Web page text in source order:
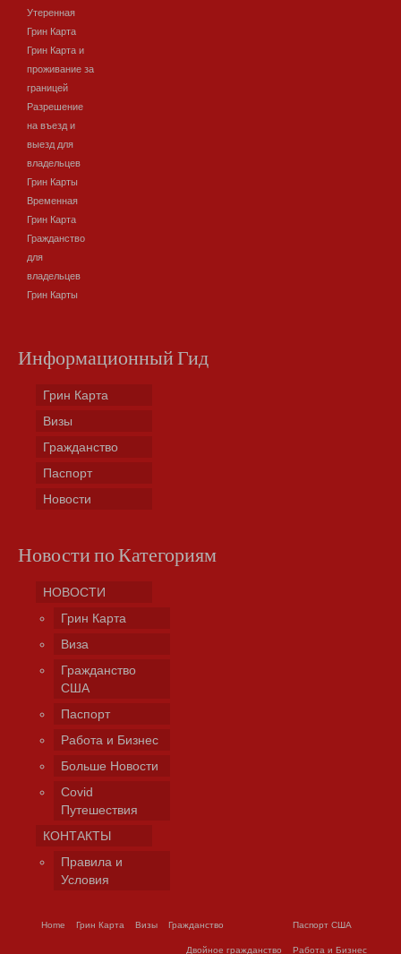
Утеренная
Грин Карта
Грин Карта и
проживание за
границей
Разрешение
на въезд и
выезд для
владельцев
Грин Карты
Временная
Грин Карта
Гражданство
для
владельцев
Грин Карты
Информационный Гид
Грин Карта
Визы
Гражданство
Паспорт
Новости
Новости по Категориям
НОВОСТИ
Грин Карта
Виза
Гражданство
США
Паспорт
Работа и Бизнес
Больше Новости
Covid
Путешествия
КОНТАКТЫ
Правила и
Условия
Home Грин Карта Визы Гражданство
Двойное гражданство
Паспорт США
Работа и Бизнес